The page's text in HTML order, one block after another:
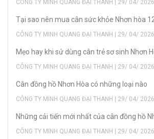
CÔNG TY MINH QUANG ĐẠI THANH | 29/ 04/ 2026
Tại sao nên mua cân sức khỏe Nhơn hòa
CÔNG TY MINH QUANG ĐẠI THANH | 29/ 04/ 2026
Mẹo hay khi sử dùng cân trẻ sơ sinh Nhơn
CÔNG TY MINH QUANG ĐẠI THANH | 29/ 04/ 2026
Cân đồng hồ Nhơn Hòa có những loại nào
CÔNG TY MINH QUANG ĐẠI THANH | 29/ 04/ 2026
Những cải tiến mới nhất của cân đồng hồ
CÔNG TY MINH QUANG ĐẠI THANH | 29/ 04/ 2026